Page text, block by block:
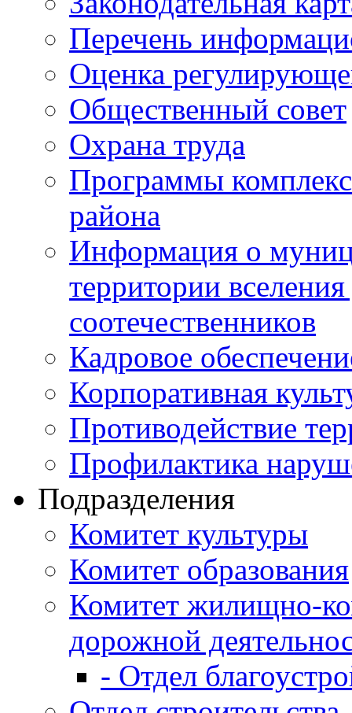
Перечень
Оценка
Общественный совет
Охрана труда
Программы
района
Информация о
территории
соотечественников
Кадровое
Корпоративная
Противодействие
Профилактика
Подразделения
Комитет культуры
Комитет образования
Комитет жилищно-
дорожной
- Отдел